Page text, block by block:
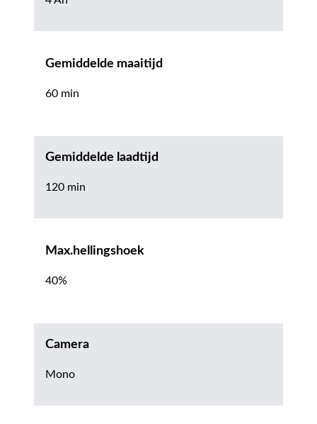
Gemiddelde maaitijd
60 min
Gemiddelde laadtijd
120 min
Max.hellingshoek
40%
Camera
Mono